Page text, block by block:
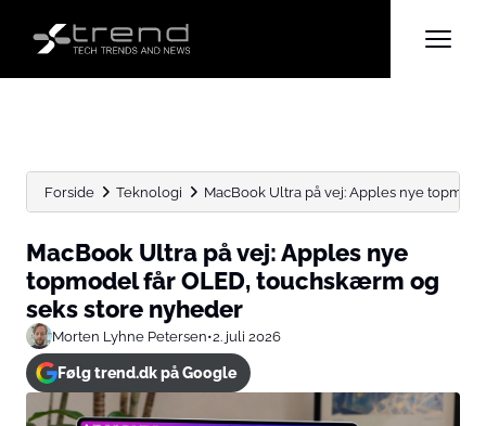
Forside Teknologi MacBook Ultra på vej: Apples nye
MacBook Ultra på vej: Apples nye
topmodel får OLED, touchskærm og
seks store nyheder
Morten Lyhne Petersen•2. juli 2026
Følg trend.dk på Google